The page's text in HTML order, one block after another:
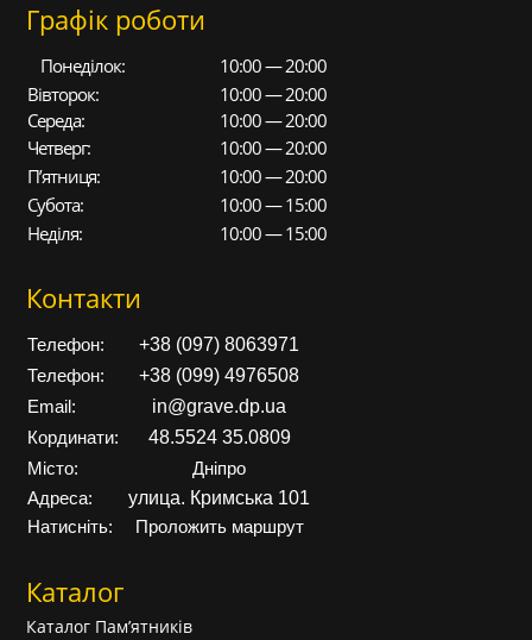
Графік роботи
Понеділок:
10:00 — 20:00
Вівторок:
10:00 — 20:00
Середа:
10:00 — 20:00
Четверг:
10:00 — 20:00
П’ятниця:
10:00 — 20:00
Субота:
10:00 — 15:00
Неділя:
10:00 — 15:00
Контакти
Телефон: +38 (097) 8063971
Телефон: +38 (099) 4976508
Email: in@grave.dp.ua
Кординати: 48.5524 35.0809
Місто:
Дніпро
Адреса:
улица. Кримська 101
Натисніть: Проложить маршрут
Каталог
Каталог Пам’ятників